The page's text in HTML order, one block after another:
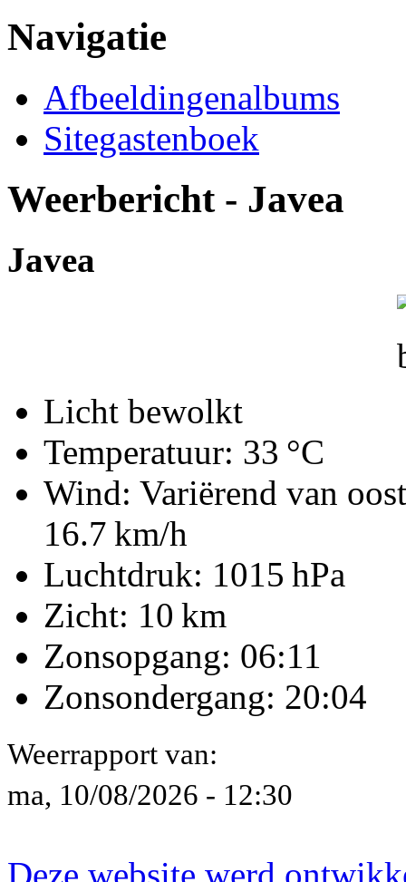
Navigatie
Afbeeldingenalbums
Sitegastenboek
Weerbericht - Javea
Javea
Licht bewolkt
Temperatuur: 33 °C
Wind: Variërend van
16.7 km/h
Luchtdruk: 1015 hPa
Zicht: 10 km
Zonsopgang: 06:11
Zonsondergang: 20:04
Weerrapport van:
ma, 10/08/2026 - 12:30
Deze website werd